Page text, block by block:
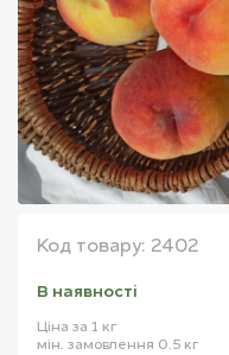
Код товару: 2402
В наявностi
Ціна за 1 кг
мін. замовлення 0.5 кг